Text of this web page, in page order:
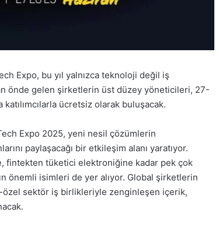
Expo, bu yıl yalnızca teknoloji değil iş
önde gelen şirketlerin üst düzey yöneticileri, 27-
ücretsiz olarak buluşacak.
Expo 2025, yeni nesil çözümlerin
paylaşacağı bir etkileşim alanı yaratıyor.
fintekten tüketici elektroniğine kadar pek çok
önemli isimleri de yer alıyor. Global şirketlerin
özel sektör iş birlikleriyle zenginleşen içerik,